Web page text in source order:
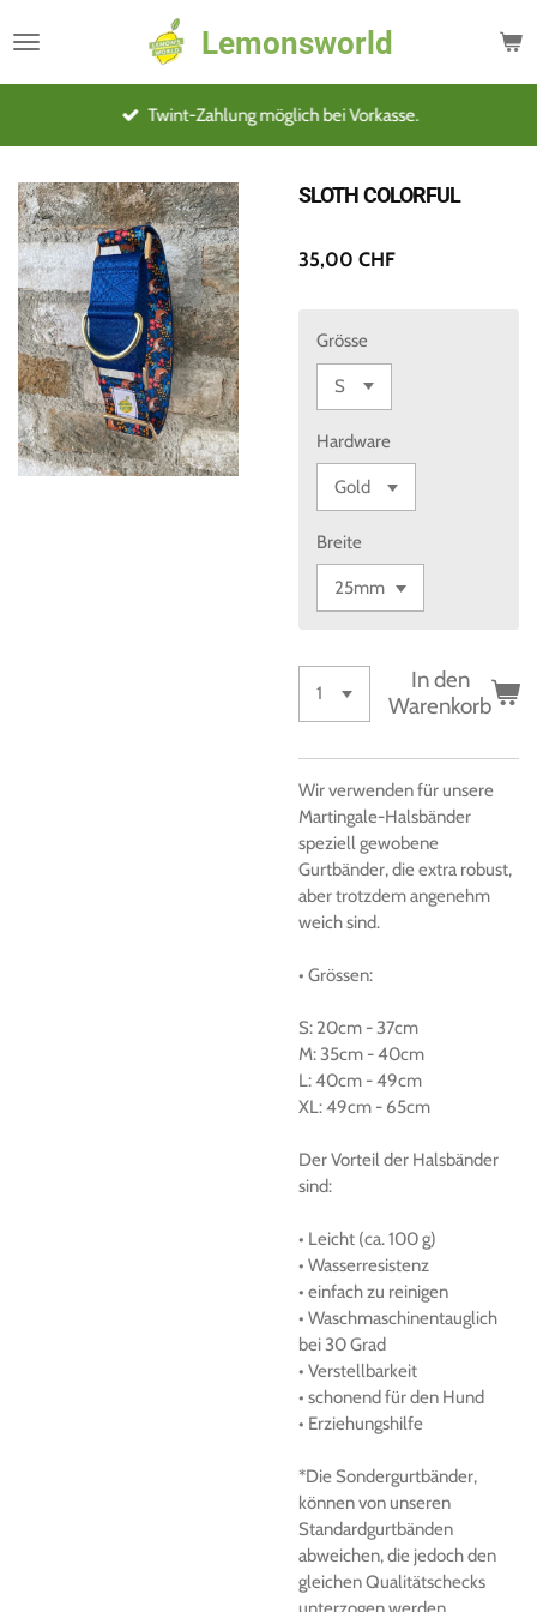
Hauptinhalt
Lemonsworld
Twint-Zahlung möglich bei Vorkasse.
SLOTH COLORFUL
35,00 CHF
Grösse
Hardware
Breite
In den
Warenkorb
Wir verwenden für unsere
Martingale-Halsbänder
speziell gewobene
Gurtbänder, die extra robust,
aber trotzdem angenehm
weich sind.
• Grössen:
S: 20cm - 37cm
M: 35cm -40cm
L:40cm -49cm
XL:49cm - 65cm
DerVorteil der Halsbänder
sind:
• Leicht (ca.100 g)
• Wasserresistenz
• einfach zu reinigen
• Waschmaschinentauglich
bei 30 Grad
• Verstellbarkeit
• schonend für den Hund
• Erziehungshilfe
*Die Sondergurtbänder,
können von unseren
Standardgurtbänden
abweichen, die jedoch den
gleichen Qualitätschecks